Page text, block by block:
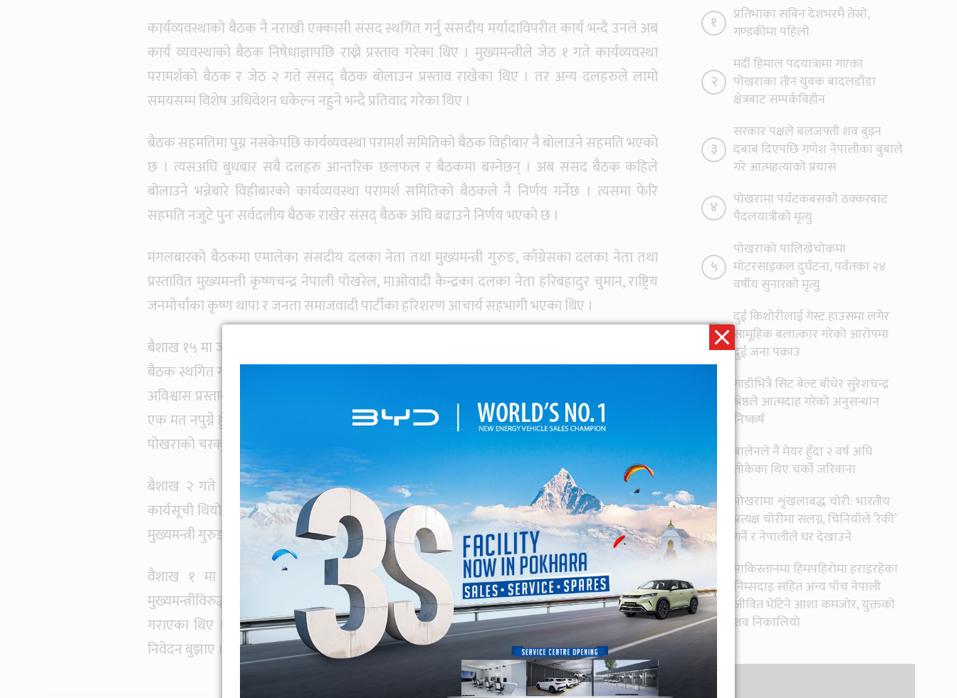
कार्यव्यवस्थाको बैठक नै नराखी एक्कासी संसद स्थगित गर्नु संसदीय मर्यादाविपरीत कार्य भन्दै उनले अब
कार्य व्यवस्थाको बैठक निषेधाज्ञापछि राख्ने प्रस्ताव गरेका थिए । मुख्यमन्त्रीले जेठ १ गते कार्यव्यवस्था
परामर्शको बैठक र जेठ २ गते संसद् बैठक बोलाउन प्रस्ताव राखेका थिए । तर अन्य दलहरुले लामो
समयसम्म विशेष अधिवेशन धकेल्न नहुने भन्दै प्रतिवाद गरेका थिए ।
बैठक सहमतिमा पुग्न नसकेपछि कार्यव्यवस्था परामर्श समितिको बैठक विहीबार नै बोलाउने सहमति भएको
छ । त्यसअघि बुधबार सबै दलहरु आन्तरिक छलफल र बैठकमा बस्नेछन् । अब संसद बैठक कहिले
बोलाउने भन्नेबारे विहीबारको कार्यव्यवस्था परामर्श समितिको बैठकले नै निर्णय गर्नेछ । त्यसमा फेरि
सहमति नजुटे पुनः सर्वदलीय बैठक राखेर संसद् बैठक अघि बढाउने निर्णय भएको छ ।
मंगलबारको बैठकमा एमालेका संसदीय दलका नेता तथा मुख्यमन्त्री गुरुङ, काँग्रेसका दलका नेता तथा
प्रस्तावित मुख्यमन्त्ती कृष्णचन्द्र नेपाली पोखरेल, माओवादी केन्द्रका दलका नेता हरिबहादुर चुमान, राष्ट्रिय
जनमोर्चाका कृष्ण थापा र जनता समाजवादी पार्टीका हरिशरण आचार्य सहभागी भएका थिए ।
बैशाख १५ मा जनमोर्चाका सांसद बेपत्ता भएपछि सभामुख समक्ष जनमोर्चाकी सांसद पियारी थापाले संसद
बैठक स्थगित गरी उनका खोजी गर्न निवेदन दिएपछि बैठक अनिश्चितकालका लागि स्थगित भएको थियो ।
अविश्वास प्रस्ताव पास हुन ३१ मत आवश्यक भएका बेला जनमोर्चाका खिमविक्रम शाही अनुपस्थित भएपछि
एक मत नपुग्ने हुँदा सभामुखले बैठक स्थगित गरेको आरोप एमालेले लगाउँदै आएको छ । सांसद शाही भने
पोखराको चरक मेमोरियल अस्पतालमा भेटिएका थिए ।
बैशाख २ गते काँग्रेस, माओवादी र समाजवादीले अविश्वास प्रस्ताव पेश गरेकाले १५ गते मतदान हुने
कार्यसूची थियो । विशेष अधिवेशन वैशाख १३ देखि सुरु भएको थियो । अविश्वासको प्रस्ताव आउने भएपछि
मुख्यमन्त्री गुरुङले वैशाख १ कै मध्यरातमा हिउँदे अधिवेशन अन्त्य गराएका थिए ।
वैशाख १ मा जनमोर्चा र २ मा माओवादी केन्द्रले सरकारलाई दिएको समर्थन फिर्ता लिएपछि
मुख्यमन्त्रीविरुद्ध कांग्रेस, माओवादी र जसपाका २८ सांसदले वैशाख २ मा अविश्वासको प्रस्ताव दर्ता
गराएका थिए । वैशाख २ मै तीन दलले विशेष अधिवेशनको माग गर्दै प्रदेश प्रमुख अमिक शेरचनसमक्ष
निवेदन बुझाए । सो अनुसार प्रदेश प्रमुख शेरचनले वैशाख १३ मा विशेष अधिवेशन आह्रवान गरेका हुन् ।
१
प्रतिभाका सबिन देशभरमै तेस्रो,
गण्डकीमा पहिलो
२
मर्दी हिमाल पदयात्रामा गएका
पोखराका तीन युवक बादलडाँडा
क्षेत्रबाट सम्पर्कविहीन
३
सरकार पक्षले बलजफ्ती शव बुझ्न
दबाब दिएपछि गणेश नेपालीका बुबाले
गरे आत्महत्याको प्रयास
४
पोखरामा पर्यटकबसको ठक्करबाट
पैदलयात्रीको मृत्यु
५
पोखराको पालिखेचोकमा
मोटरसाइकल दुर्घटना, पर्वतका २४
वर्षीय सुनारको मृत्यु
६
दुई किशोरीलाई गेस्ट हाउसमा लगेर
सामूहिक बलात्कार गरेको आरोपमा
दुई जना पक्राउ
गाडीभित्रै सिट बेल्ट बाँधेर सुरेशचन्द्र
श्रेष्ठले आत्मदाह गरेको अनुसन्धान
निष्कर्ष
८
बालेनले नै मेयर हुँदा २ वर्ष अघि
तोकेका थिए चर्को जरिवाना
पोखरामा शृंखलाबद्ध चोरी: भारतीय
प्रत्यक्ष चोरीमा संलग्न, चिनियाँले ‘रेकी’
गर्ने र नेपालीले घर देखाउने
१०
पाकिस्तानमा हिमपहिरोमा हराइरहेका
निम्सदाइ सहित अन्य पाँच नेपाली
जीवित भेटिने आशा कमजोर, युक्तको
शव निकालियो